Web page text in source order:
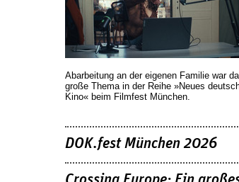
Abarbeitung an der eigenen Familie war
große Thema in der Reihe »Neues
Kino« beim Filmfest München.
DOK.fest München 2026